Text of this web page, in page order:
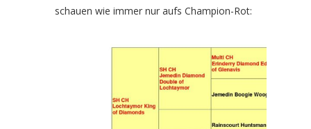
schauen wie immer nur aufs Champion-Rot: